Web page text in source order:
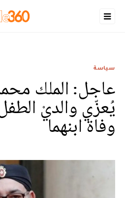
سياسة
عاجل: الملك
يُعزّي والديْ
وفاة ابنهما